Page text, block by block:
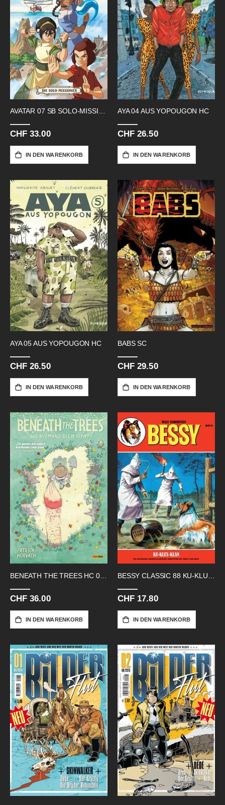
AVATAR 07 SB SOLO-MISSIONEN
CHF 33.00
IN DEN WARENKORB
AYA 04 AUS YOPOUGON HC
CHF 26.50
IN DEN WARENKORB
AYA 05 AUS YOPOUGON HC
CHF 26.50
IN DEN WARENKORB
BABS SC
CHF 29.50
IN DEN WARENKORB
BENEATH THE TREES HC 01 WO NIEMAND
CHF 36.00
IN DEN WARENKORB
CHF 17.80
IN DEN WARENKORB